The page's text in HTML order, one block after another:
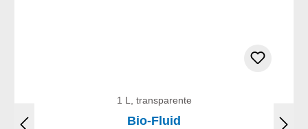
1 L, transparente
Bio-Fluid